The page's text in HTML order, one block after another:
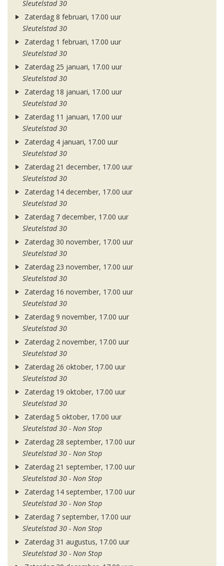
Sleutelstad 30
Zaterdag 8 februari, 17.00 uur
Sleutelstad 30
Zaterdag 1 februari, 17.00 uur
Sleutelstad 30
Zaterdag 25 januari, 17.00 uur
Sleutelstad 30
Zaterdag 18 januari, 17.00 uur
Sleutelstad 30
Zaterdag 11 januari, 17.00 uur
Sleutelstad 30
Zaterdag 4 januari, 17.00 uur
Sleutelstad 30
Zaterdag 21 december, 17.00 uur
Sleutelstad 30
Zaterdag 14 december, 17.00 uur
Sleutelstad 30
Zaterdag 7 december, 17.00 uur
Sleutelstad 30
Zaterdag 30 november, 17.00 uur
Sleutelstad 30
Zaterdag 23 november, 17.00 uur
Sleutelstad 30
Zaterdag 16 november, 17.00 uur
Sleutelstad 30
Zaterdag 9 november, 17.00 uur
Sleutelstad 30
Zaterdag 2 november, 17.00 uur
Sleutelstad 30
Zaterdag 26 oktober, 17.00 uur
Sleutelstad 30
Zaterdag 19 oktober, 17.00 uur
Sleutelstad 30
Zaterdag 5 oktober, 17.00 uur
Sleutelstad 30 - Non Stop
Zaterdag 28 september, 17.00 uur
Sleutelstad 30 - Non Stop
Zaterdag 21 september, 17.00 uur
Sleutelstad 30 - Non Stop
Zaterdag 14 september, 17.00 uur
Sleutelstad 30 - Non Stop
Zaterdag 7 september, 17.00 uur
Sleutelstad 30 - Non Stop
Zaterdag 31 augustus, 17.00 uur
Sleutelstad 30 - Non Stop